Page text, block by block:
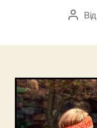
Автор
Від